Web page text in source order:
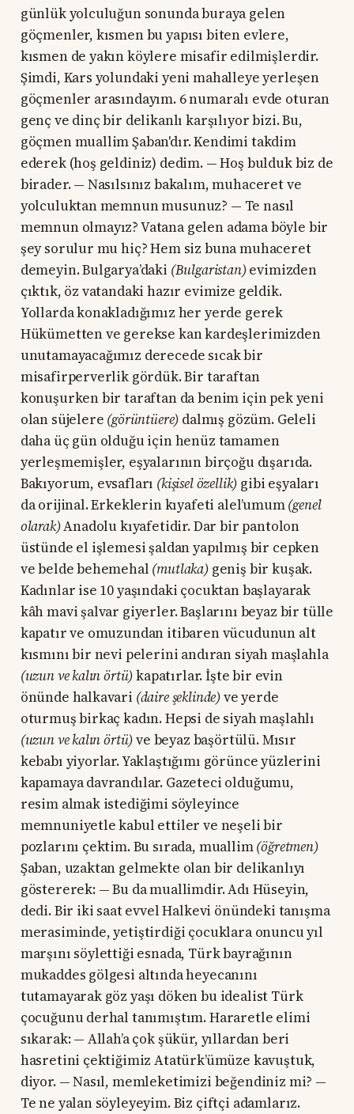
günlük yolculuğun sonunda buraya gelen
göçmenler, kısmen bu yapısı biten evlere,
kısmen de yakın köylere misafir edilmişlerdir.
Şimdi, Kars yolundaki yeni mahalleye yerleşen
göçmenler arasındayım. 6 numaralı evde oturan
genç ve dinç bir delikanlı karşılıyor bizi. Bu,
göçmen muallim Şaban'dır. Kendimi takdim
ederek (hoş geldiniz) dedim. — Hoş bulduk biz de
birader. — Nasılsınız bakalım, muhaceret ve
yolculuktan memnun musunuz? — Te nasıl
memnun olmayız? Vatana gelen adama böyle bir
şey sorulur mu hiç? Hem siz buna muhaceret
demeyin. Bulgar­ya’daki (Bulgaristan)evimizden
çıktık, öz vatandaki hazır evimize geldik.
Yollarda konakladığımız her yerde gerek
Hükümetten ve gerekse kan kardeşlerimizden
unutamayacağımız derecede sıcak bir
misafirperverlik gördük. Bir taraftan
konuşurken bir taraftan da benim için pek yeni
olan süjelere (görüntüere) dalmış gözüm. Geleli
daha üç gün olduğu için henüz tamamen
yerleşmemişler, eşyalarının birçoğu dışarıda.
Bakıyorum, evsafları (kişisel özellik) gibi eşyaları
da orijinal. Erkeklerin kıyafeti alel’umum(genel
olarak)Anadolu kıyafetidir. Dar bir pantolon
üstünde el işlemesi şaldan yapılmış bir cepken
ve belde behemehal (mutlaka)geniş bir kuşak.
Kadınlar ise 10 yaşındaki çocuktan başlayarak
kâh mavi şalvar giyerler. Başlarını beyaz bir tülle
kapatır ve omuzundan itibaren vücudunun alt
kısmını bir nevi pelerini andıran siyah maşlahla
(uzun ve kalın örtü)kapatırlar. İşte bir evin
önünde halkavari (daire şeklinde)ve yerde
oturmuş birkaç kadın. Hepsi de siyah maşlahlı
(uzun ve kalın örtü)ve beyaz başörtülü. Mısır
kebabı yiyorlar. Yaklaştığımı görünce yüzlerini
kapamaya davrandılar. Gazeteci olduğumu,
resim almak istediğimi söyleyince
memnuniyetle kabul ettiler ve neşeli bir
pozlarını çektim. Bu sırada, muallim(öğretmen)
Şaban, uzaktan gelmekte olan bir delikanlıyı
göstererek: — Bu da muallimdir. Adı Hüseyin,
dedi. Bir iki saat evvel Halkevi önündeki tanışma
merasiminde, yetiştirdiği çocuklara onuncu yıl
marşını söylettiği esnada, Türk bayrağının
mukaddes gölgesi altında heyecanını
tutamayarak göz yaşı döken bu idealist Türk
çocuğunu derhal tanımıştım. Hararetle elimi
sıkarak: — Allah’a çok şükür, yıllardan beri
hasretini çektiğimiz Atatürk’ümüze kavuştuk,
diyor. — Nasıl, memleketimizi beğendiniz mi? —
Te ne yalan söyleyeyim. Biz çiftçi adamlarız.